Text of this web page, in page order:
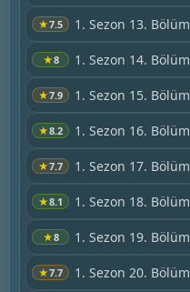
★7.5 1. Sezon 13. Bölüm
★8 1. Sezon 14. Bölüm
★7.9 1. Sezon 15. Bölüm
★8.2 1. Sezon 16. Bölüm
★7.7 1. Sezon 17. Bölüm
★8.1 1. Sezon 18. Bölüm
★8 1. Sezon 19. Bölüm
★7.7 1. Sezon 20. Bölüm